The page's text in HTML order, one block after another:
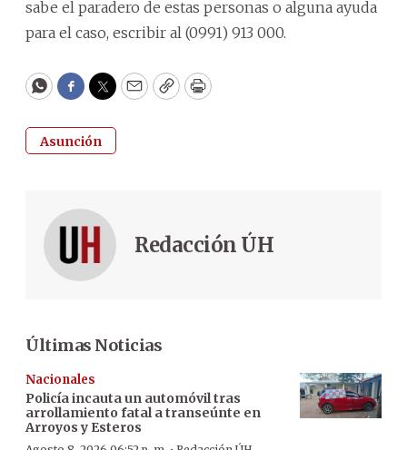
sabe el paradero de estas personas o alguna ayuda
para el caso, escribir al (0991) 913 000.
WhatsApp
Facebook
Twitter
EmailCopyPrint
Asunción
Redacción ÚH
Últimas Noticias
Nacionales
Policía incauta un automóvil tras
arrollamiento fatal a transeúnte en
Arroyos y Esteros